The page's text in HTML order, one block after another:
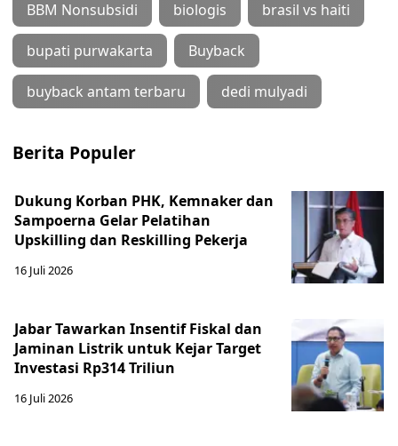
BBM Nonsubsidi biologis brasil vs haiti
bupati purwakarta Buyback
buyback antam terbaru dedi mulyadi
Berita Populer
Dukung Korban PHK, Kemnaker dan
Sampoerna Gelar Pelatihan
Upskilling dan Reskilling Pekerja
16 Juli 2026
Jabar Tawarkan Insentif Fiskal dan
Jaminan Listrik untuk Kejar Target
Investasi Rp314 Triliun
16 Juli 2026